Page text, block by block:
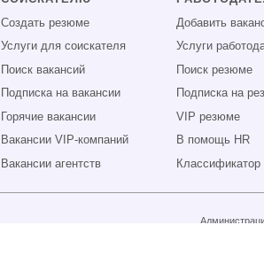
Создать резюме
Услуги для соискателя
Поиск вакансий
Подписка на вакансии
Горячие вакансии
Вакансии VIP-компаний
Вакансии агентств
Добавить
Услуги
Поиск резюме
Подписка на
VIP резюме
В помощь HR